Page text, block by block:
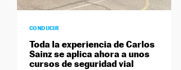
CONDUCIR
Toda la experiencia de Carlos
Sainz se aplica ahora a unos
cursos de seguridad vial